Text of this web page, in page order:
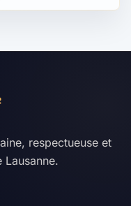
respectueuse et
Lausanne.